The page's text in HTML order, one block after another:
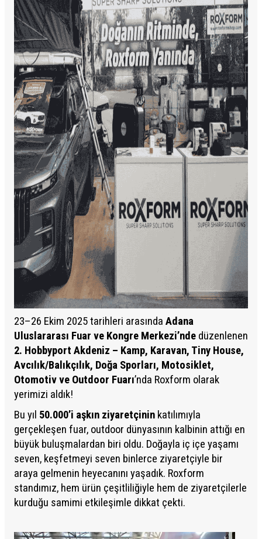
23–26 Ekim 2025 tarihleri arasında Adana
Uluslararası Fuar ve Kongre Merkezi’nde düzenlenen
2. Hobbyport Akdeniz – Kamp, Karavan, Tiny House,
Avcılık/Balıkçılık, Doğa Sporları, Motosiklet,
Otomotiv ve Outdoor Fuarı’nda Roxform olarak
yerimizi aldık!
Bu yıl 50.000’i aşkın ziyaretçinin katılımıyla
gerçekleşen fuar, outdoor dünyasının kalbinin attığı en
büyük buluşmalardan biri oldu. Doğayla iç içe yaşamı
seven, keşfetmeyi seven binlerce ziyaretçiyle bir
araya gelmenin heyecanını yaşadık. Roxform
standımız, hem ürün çeşitliliğiyle hem de ziyaretçilerle
kurduğu samimi etkileşimle dikkat çekti.